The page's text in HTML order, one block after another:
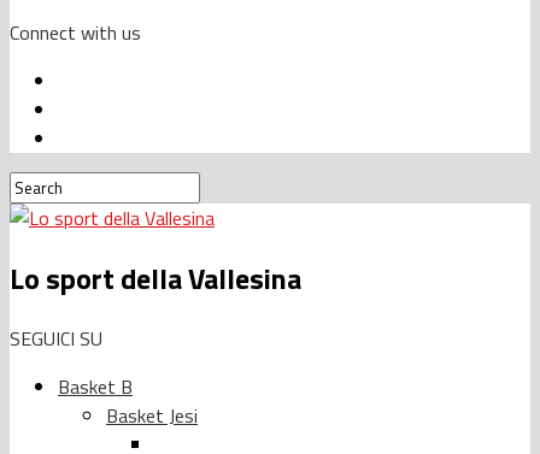
Connect with us
Lo sport della Vallesina
SEGUICI SU
Basket B
Basket Jesi